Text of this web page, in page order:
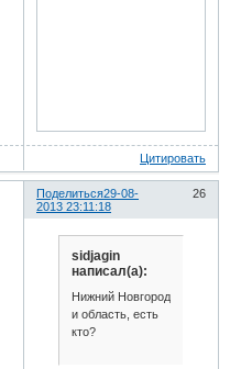
Цитировать
Поделиться 26
29-08-
2013 23:11:18
sidjagin
написал(а):
Нижний Новгород
и область, есть
кто?